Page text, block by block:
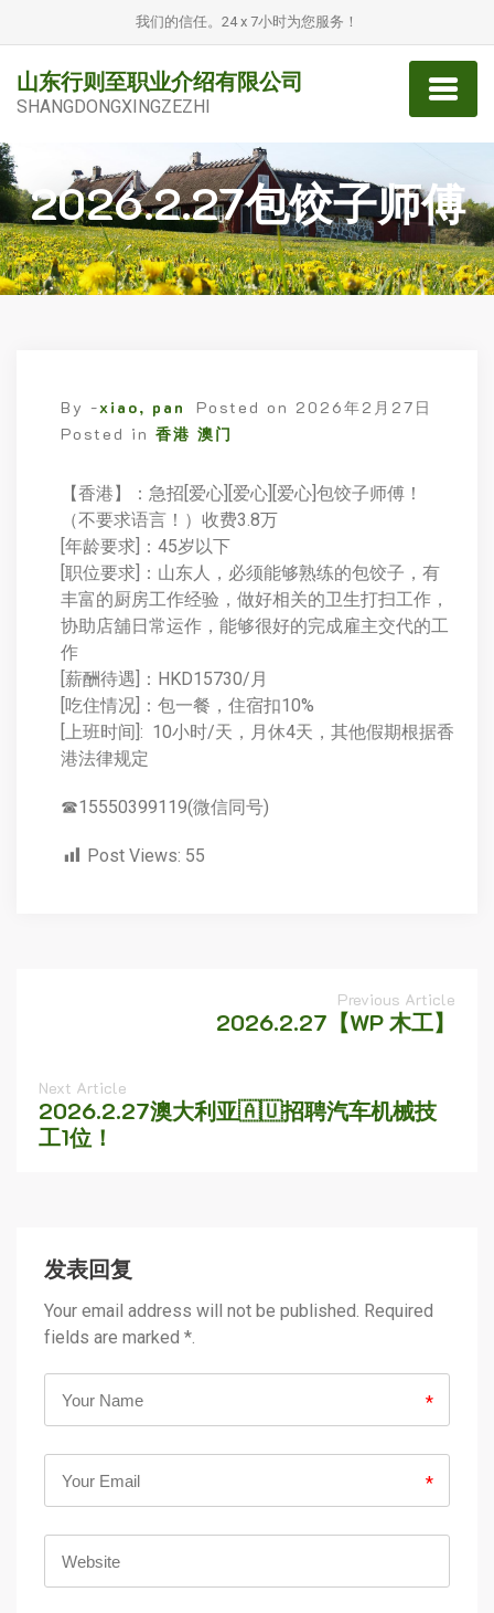
我们的信任。24 x 7小时为您服务！
山东行则至职业介绍有限公司
SHANGDONGXINGZEZHI
2026.2.27包饺子师傅
By -xiao, pan Posted on 2026年2月27日
Posted in 香港 澳门
【香港】：急招[爱心][爱心][爱心]包饺子师傅！
（不要求语言！）收费3.8万
[年龄要求]：45岁以下
[职位要求]：山东人，必须能够熟练的包饺子，有
丰富的厨房工作经验，做好相关的卫生打扫工作，
协助店舖日常运作，能够很好的完成雇主交代的工
作
[薪酬待遇]：HKD15730/月
[吃住情况]：包一餐，住宿扣10%
[上班时间]: 10小时/天，月休4天，其他假期根据香
港法律规定
☎15550399119(微信同号)
Post Views: 55
Previous Article
2026.2.27【WP 木工】
Next Article
2026.2.27澳大利亚🇦🇺招聘汽车机械技
工1位！
发表回复
Your email address will not be published. Required
fields are marked *.
*
*